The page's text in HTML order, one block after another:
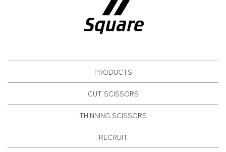
PRODUCTS
CUT SCISSORS
THINNING SCISSORS
RECRUIT